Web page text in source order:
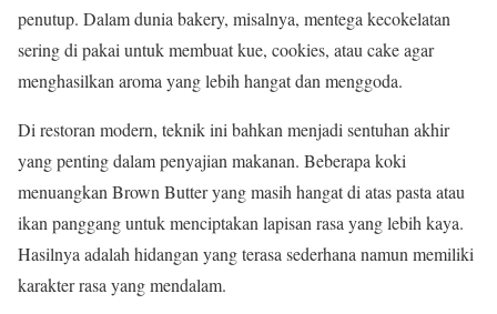
penutup. Dalam dunia bakery, misalnya, mentega kecokelatan
sering di pakai untuk membuat kue, cookies, atau cake agar
menghasilkan aroma yang lebih hangat dan menggoda.
Di restoran modern, teknik ini bahkan menjadi sentuhan akhir
yang penting dalam penyajian makanan. Beberapa koki
menuangkan Brown Butter yang masih hangat di atas pasta atau
ikan panggang untuk menciptakan lapisan rasa yang lebih kaya.
Hasilnya adalah hidangan yang terasa sederhana namun memiliki
karakter rasa yang mendalam.